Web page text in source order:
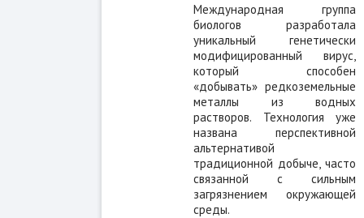
Международная группа
биологов разработала
уникальный генетически
модифицированный вирус,
который способен
«добывать» редкоземельные
металлы из водных
растворов. Технология уже
названа перспективной
альтернативой
традиционной добыче, часто
связанной с сильным
загрязнением окружающей
среды.